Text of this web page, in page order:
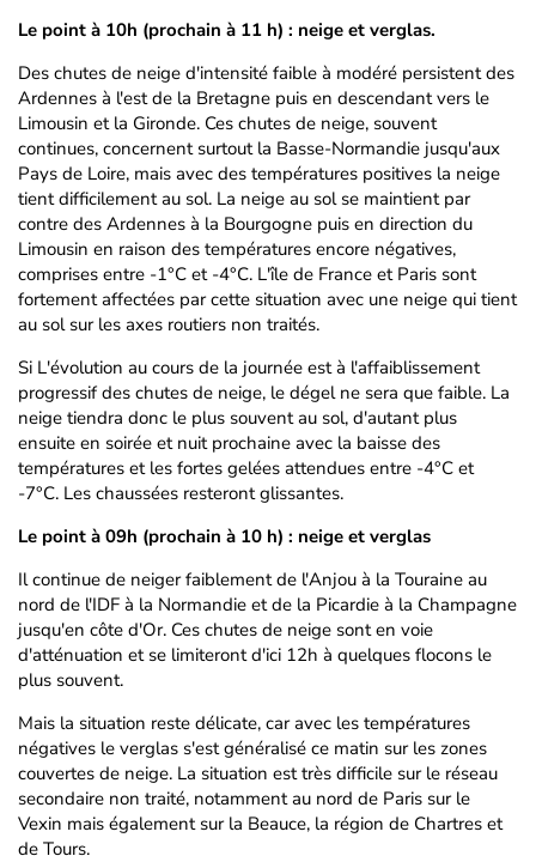
Le point à 10h (prochain à 11 h) : neige et verglas.
Des chutes de neige d'intensité faible à modéré persistent des
Ardennes à l'est de la Bretagne puis en descendant vers le
Limousin et la Gironde. Ces chutes de neige, souvent
continues, concernent surtout la Basse-Normandie jusqu'aux
Pays de Loire, mais avec des températures positives la neige
tient difficilement au sol. La neige au sol se maintient par
contre des Ardennes à la Bourgogne puis en direction du
Limousin en raison des températures encore négatives,
comprises entre -1°C et -4°C. L'île de France et Paris sont
fortement affectées par cette situation avec une neige qui tient
au sol sur les axes routiers non traités.
Si L'évolution au cours de la journée est à l'affaiblissement
progressif des chutes de neige, le dégel ne sera que faible. La
neige tiendra donc le plus souvent au sol, d'autant plus
ensuite en soirée et nuit prochaine avec la baisse des
températures et les fortes gelées attendues entre -4°C et
-7°C. Les chaussées resteront glissantes.
Le point à 09h (prochain à 10 h) : neige et verglas
Il continue de neiger faiblement de l'Anjou à la Touraine au
nord de l'IDF à la Normandie et de la Picardie à la Champagne
jusqu'en côte d'Or. Ces chutes de neige sont en voie
d'atténuation et se limiteront d'ici 12h à quelques flocons le
plus souvent.
Mais la situation reste délicate, car avec les températures
négatives le verglas s'est généralisé ce matin sur les zones
couvertes de neige. La situation est très difficile sur le réseau
secondaire non traité, notamment au nord de Paris sur le
Vexin mais également sur la Beauce, la région de Chartres et
de Tours.